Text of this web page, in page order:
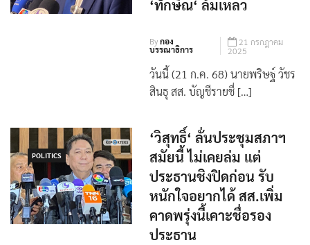
‘ทักษิณ‘ ล้มเหลว
Byกอง
บรรณาธิการ
21 กรกฎาคม
2025
วันนี้ (21 ก.ค. 68) นายพริษฐ์ วัชร
สินธุ สส. บัญชีรายชื่ […]
POLITICS
‘วิสุทธิ์‘ ลั่นประชุมสภาฯ
สมัยนี้ ไม่เคยล่ม แต่
ประธานชิงปิดก่อน รับ
หนักใจอยากได้ สส.เพิ่ม
คาดพรุ่งนี้เคาะชื่อรอง
ประธาน